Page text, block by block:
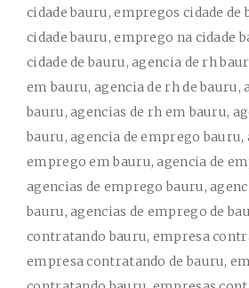
cidade bauru, empregos cidade de
cidade bauru, emprego na cidade
cidade de bauru, agencia de rh
em bauru, agencia de rh de bauru,
bauru, agencias de rh em bauru,
bauru, agencia de emprego bauru,
emprego em bauru, agencia de
agencias de emprego bauru,
bauru, agencias de emprego de
contratando bauru, empresa
empresa contratando de bauru,